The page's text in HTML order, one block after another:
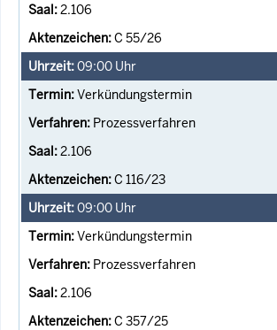
2.106
C 55/26
09:00 Uhr
Verkündungstermin
Prozessverfahren
2.106
C 116/23
09:00 Uhr
Verkündungstermin
Prozessverfahren
2.106
C 357/25